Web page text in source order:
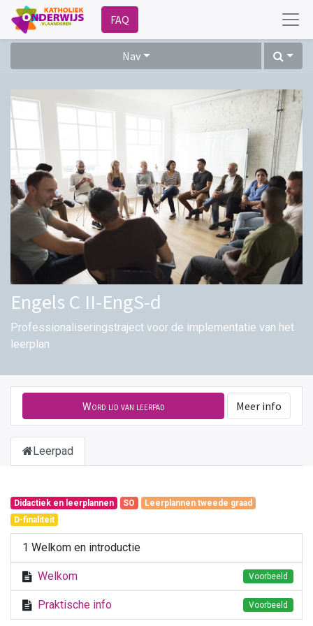
FAQ
Nav
Engels C II-EngS-d
Professionaliseringstraject voor de implementatie van het
leerplan
Word lid van leerpad Meer info
Leerpad
Didactiek en leerplannen SO
Leerplannen tweede graad
D-finaliteit
1 Welkom en introductie
Welkom Voorbeeld
Praktische info Voorbeeld